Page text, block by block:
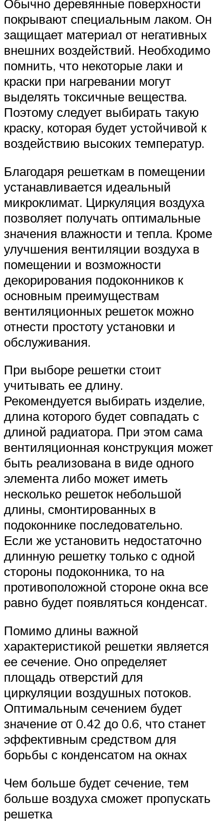
Обычно деревянные поверхности
покрывают специальным лаком. Он
защищает материал от негативных
внешних воздействий. Необходимо
помнить, что некоторые лаки и
краски при нагревании могут
выделять токсичные вещества.
Поэтому следует выбирать такую
краску, которая будет устойчивой к
воздействию высоких температур.
Благодаря решеткам в помещении
устанавливается идеальный
микроклимат. Циркуляция воздуха
позволяет получать оптимальные
значения влажности и тепла. Кроме
улучшения вентиляции воздуха в
помещении и возможности
декорирования подоконников к
основным преимуществам
вентиляционных решеток можно
отнести простоту установки и
обслуживания.
При выборе решетки стоит
учитывать ее длину.
Рекомендуется выбирать изделие,
длина которого будет совпадать с
длиной радиатора. При этом сама
вентиляционная конструкция может
быть реализована в виде одного
элемента либо может иметь
несколько решеток небольшой
длины, смонтированных в
подоконнике последовательно.
Если же установить недостаточно
длинную решетку только с одной
стороны подоконника, то на
противоположной стороне окна все
равно будет появляться конденсат.
Помимо длины важной
характеристикой решетки является
ее сечение. Оно определяет
площадь отверстий для
циркуляции воздушных потоков.
Оптимальным сечением будет
значение от 0.42 до 0.6, что станет
эффективным средством для
борьбы с конденсатом на окнах
Чем больше будет сечение, тем
больше воздуха сможет пропускать
решетка